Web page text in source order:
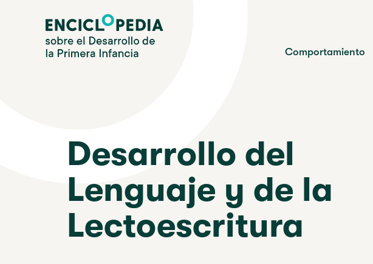
Enciclopedia sobre el Desarrollo de la Primera Infancia
Comportamiento
Desarrollo del
Lenguaje y de la
Lectoescritura